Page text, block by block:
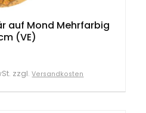
auf Mond Mehrfarbig
(VE)
zzgl.Versandkosten